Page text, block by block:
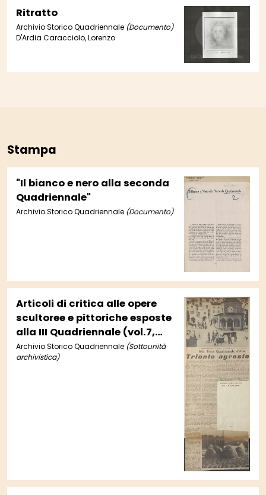
Ritratto
Archivio Storico Quadriennale (Documento)
D'Ardia Caracciolo, Lorenzo
Stampa
"Il bianco e nero alla seconda
Quadriennale"
Archivio Storico Quadriennale (Documento)
Articoli di critica alle opere
scultoree e pittoriche esposte
alla III Quadriennale (vol.7,
cc.111-114)
Archivio Storico Quadriennale (Sottounità
archivistica)